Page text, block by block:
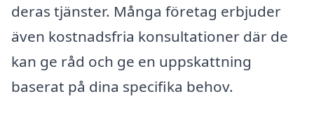
deras tjänster. Många företag erbjuder
även kostnadsfria konsultationer där de
kan ge råd och ge en uppskattning
baserat på dina specifika behov.